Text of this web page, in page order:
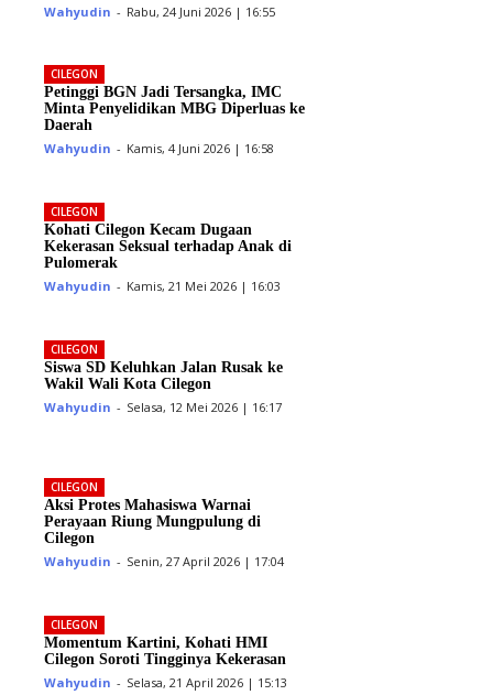
Wahyudin - Rabu, 24 Juni 2026 | 16:55
CILEGON
Petinggi BGN Jadi Tersangka, IMC
Minta Penyelidikan MBG Diperluas ke
Daerah
Wahyudin - Kamis, 4 Juni 2026 | 16:58
CILEGON
Kohati Cilegon Kecam Dugaan
Kekerasan Seksual terhadap Anak di
Pulomerak
Wahyudin - Kamis, 21 Mei 2026 | 16:03
CILEGON
Siswa SD Keluhkan Jalan Rusak ke
Wakil Wali Kota Cilegon
Wahyudin - Selasa, 12 Mei 2026 | 16:17
CILEGON
Aksi Protes Mahasiswa Warnai
Perayaan Riung Mungpulung di
Cilegon
Wahyudin - Senin, 27 April 2026 | 17:04
CILEGON
Momentum Kartini, Kohati HMI
Cilegon Soroti Tingginya Kekerasan
Wahyudin - Selasa, 21 April 2026 | 15:13